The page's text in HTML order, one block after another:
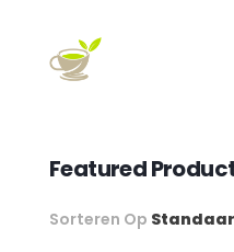
Featured
Sorteren Op